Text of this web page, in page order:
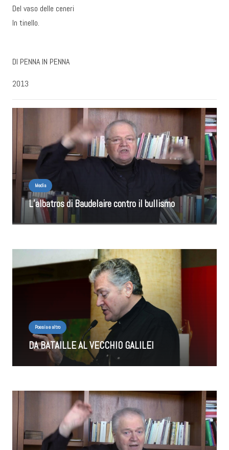
Del vaso delle ceneri
In tinello.
DI PENNA IN PENNA
2013
Media
L’albatros di Baudelaire contro il bullismo
Poesia e altro
DA BATAILLE AL VECCHIO GALILEI